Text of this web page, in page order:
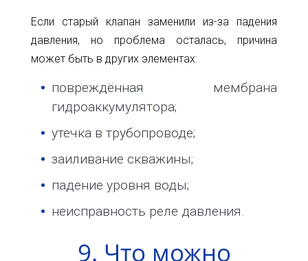
Если старый клапан заменили из-за падения
давления, но проблема осталась, причина
может быть в других элементах:
повреждённая мембрана
гидроаккумулятора;
утечка в трубопроводе;
заиливание скважины;
падение уровня воды;
неисправность реле давления.
9. Что можно